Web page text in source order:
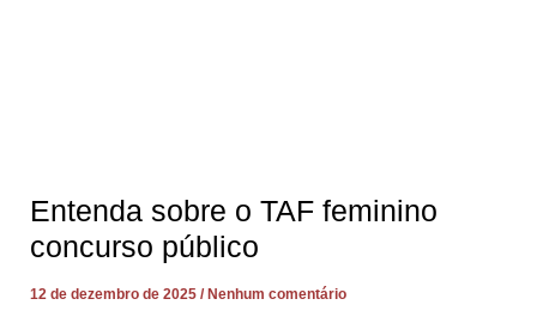
Entenda sobre o TAF feminino
concurso público
12 de dezembro de 2025 Nenhum comentário